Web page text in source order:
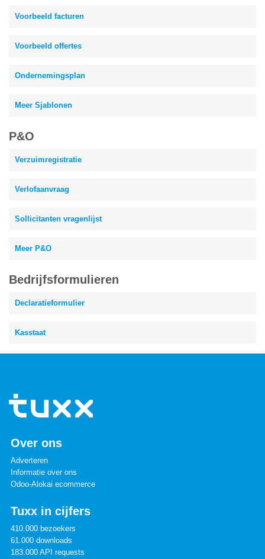
Voorbeeld facturen
Voorbeeld offertes
Ondernemingsplan
Meer Sjablonen
P&O
Verzuimregistratie
Verlofaanvraag
Sollicitanten vragenlijst
Meer P&O
Bedrijfsformulieren
Declaratieformulier
Kasstaat
Over ons
Adverteren
Informatie over ons
Odoo-Alokai ecommerce
Tuxx in cijfers
410.000 bezoekers
61.000 downloads
183.000 API requests